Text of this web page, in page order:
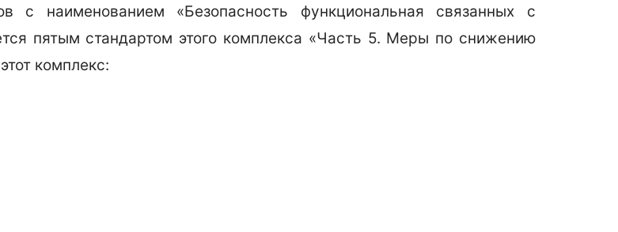
с наименованием «Безопасность функциональная связанных с
пятым стандартом этого комплекса «Часть 5. Меры по снижению
комплекс: